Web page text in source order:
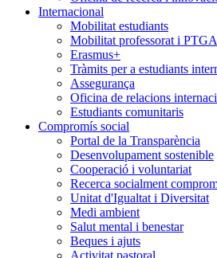
Internacional
Mobilitat estudiants
Mobilitat professorat i
Erasmus+
Tràmits per a estudiants
Assegurança
Oficina de relacions
Estudiants comunitaris
Compromís social
Portal de la Transparència
Desenvolupament sostenible
Cooperació i voluntariat
Recerca socialment
Unitat d'Igualtat i Diversitat
Medi ambient
Salut mental i benestar
Beques i ajuts
Activitat pastoral